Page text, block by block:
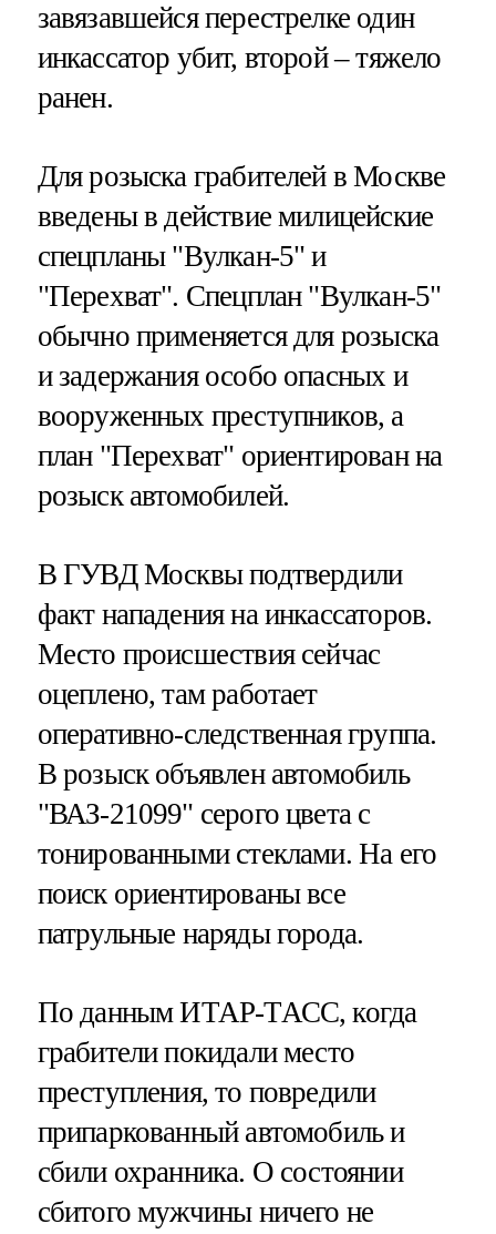
завязавшейся перестрелке один
инкассатор убит, второй – тяжело
ранен.
Для розыска грабителей в Москве
введены в действие милицейские
спецпланы "Вулкан-5" и
"Перехват". Спецплан "Вулкан-5"
обычно применяется для розыска
и задержания особо опасных и
вооруженных преступников, а
план "Перехват" ориентирован на
розыск автомобилей.
В ГУВД Москвы подтвердили
факт нападения на инкассаторов.
Место происшествия сейчас
оцеплено, там работает
оперативно-следственная группа.
В розыск объявлен автомобиль
"ВАЗ-21099" серого цвета с
тонированными стеклами. На его
поиск ориентированы все
патрульные наряды города.
По данным ИТАР-ТАСС, когда
грабители покидали место
преступления, то повредили
припаркованный автомобиль и
сбили охранника. О состоянии
сбитого мужчины ничего не